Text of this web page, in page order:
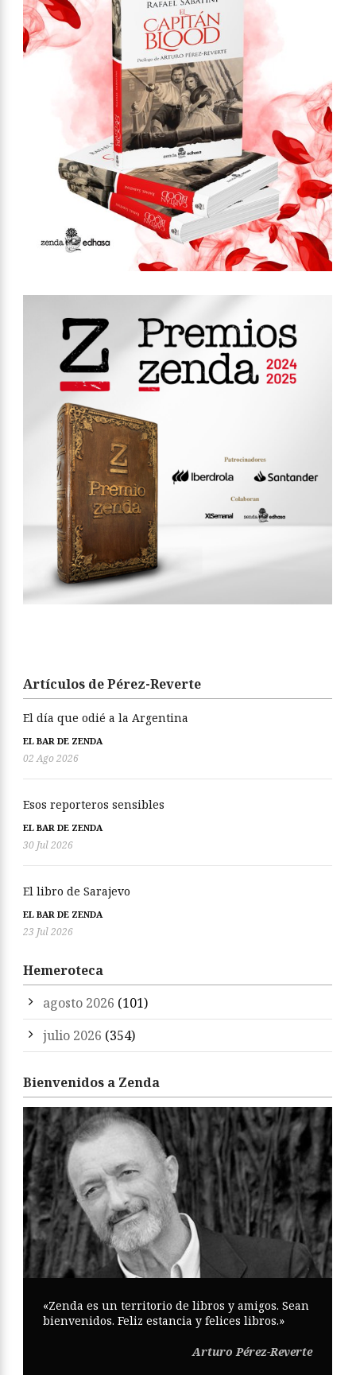
Artículos de Pérez-Reverte
El día que odié a la Argentina
EL BAR DE ZENDA
02 Ago 2026
Esos reporteros sensibles
EL BAR DE ZENDA
30 Jul 2026
El libro de Sarajevo
EL BAR DE ZENDA
23 Jul 2026
Hemeroteca
agosto 2026 (101)
julio 2026 (354)
Bienvenidos a Zenda
«Zenda es un territorio de libros y amigos. Sean
bienvenidos. Feliz estancia y felices libros.»
Arturo Pérez-Reverte